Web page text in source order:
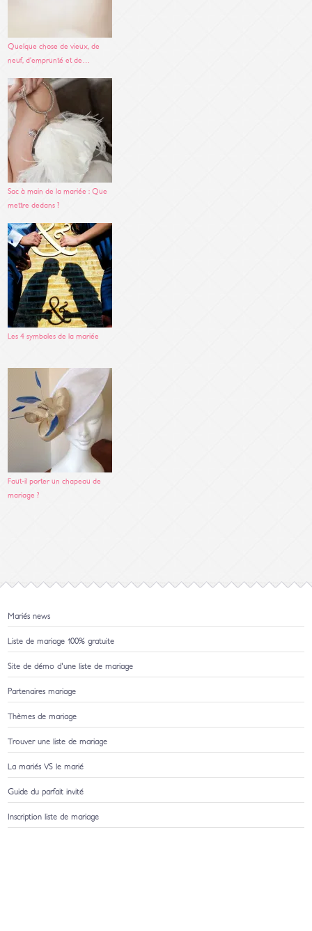
Quelque chose de vieux, de
neuf, d’emprunté et de…
Sac à main de la mariée : Que
mettre dedans ?
Les 4 symboles de la mariée
Faut-il porter un chapeau de
mariage ?
Mariés news
Liste de mariage 100% gratuite
Site de démo d'une liste de mariage
Partenaires mariage
Thèmes de mariage
Trouver une liste de mariage
La mariés VS le marié
Guide du parfait invité
Inscription liste de mariage